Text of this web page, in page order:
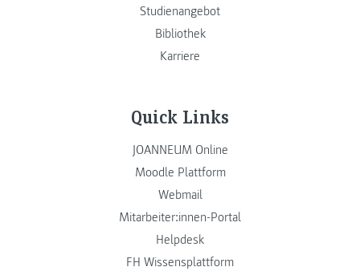
Studienangebot
Bibliothek
Karriere
Quick Links
JOANNEUM Online
Moodle Plattform
Webmail
Mitarbeiter:innen-Portal
Helpdesk
FH Wissensplattform